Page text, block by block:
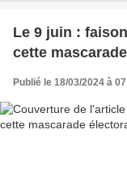
Le 9 juin :
cette
Publié le 18/03/2024 à